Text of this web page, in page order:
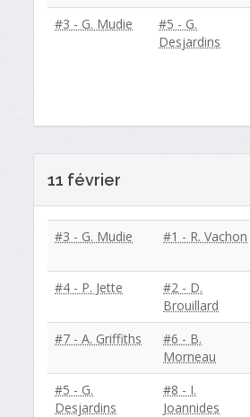
#3 - G. Mudie
#5 - G.
Desjardins
11 février
#3 - G. Mudie #1 - R. Vachon
#4 - P. Jette
#2 - D.
Brouillard
#7 - A. Griffiths
#6 - B.
Morneau
#5 - G.
Desjardins
#8 - I.
Joannides